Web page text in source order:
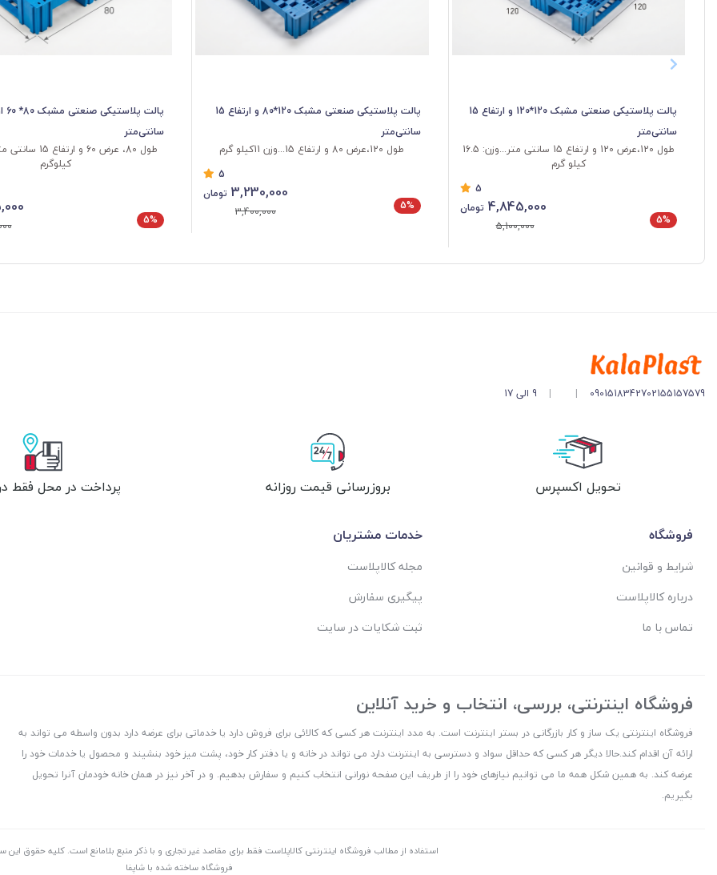
پالت پلاستیکی صنعتی مشبک 120*120 و ارتفاع 15
سانتی‌متر
طول 120،عرض 120 و ارتفاع 15 سانتی متر...وزن: 16.5
کیلو گرم
5
5%
4,845,000 تومان
5,100,000
پالت پلاستیکی صنعتی مشبک 120*80 و ارتفاع 15
سانتی‌متر
طول 120،عرض 80 و ارتفاع 15...وزن 11کیلو گرم
5
5%
3,230,000 تومان
3,400,000
سانتی‌متر
کیلوگرم
5%
02155157579
09015183427
|
| 9 الی 17
تحویل اکسپرس بروزرسانی قیمت روزانه پرداخت در محل فقط
فروشگاه
شرایط و قوانین
درباره کالاپلاست
تماس با ما
خدمات مشتریان
مجله کالاپلاست
پیگیری سفارش
ثبت شکایات در سایت
فروشگاه اینترنتی، بررسی، انتخاب و خرید آنلاین
فروشگاه اینترنتی یک ساز و کار بازرگانی در بستر اینترنت است. به مدد اینترنت هر کسی که کالائی برای فروش دارد یا خدماتی برای عرضه دارد بدون واسطه می تواند به
ارائه آن اقدام کند.حالا دیگر هر کسی که حداقل سواد و دسترسی به اینترنت دارد می تواند در خانه و یا دفتر کار خود، پشت میز خود بنشیند و محصول یا خدمات خود را
عرضه کند. به همین شکل همه ما می توانیم نیازهای خود را از طریف این صفحه نورانی انتخاب کنیم و سفارش بدهیم. و در آخر نیز در همان خانه خودمان آنرا تحویل
بگیریم.
استفاده از مطالب فروشگاه اینترنتی کالاپلاست فقط برای مقاصد غیر تجاری و با ذکر منبع بلامانع است. کليه حقوق
فروشگاه ساخته شده با شاپفا